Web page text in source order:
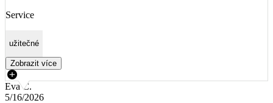
Service
užitečné
Zobrazit více
Eva Č.
5/16/2026